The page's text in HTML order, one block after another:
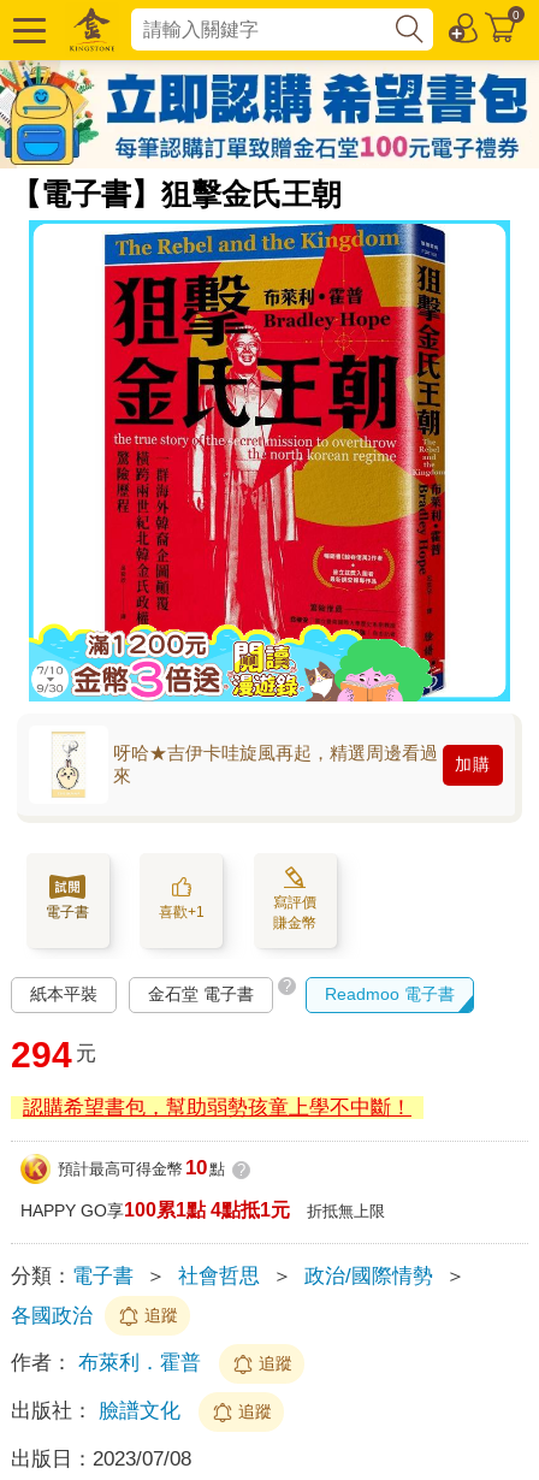
0
【電子書】狙擊金氏王朝
呀哈★吉伊卡哇旋風再起，精選周邊看過
來
加購
電子書 喜歡+1
寫評價
賺金幣
紙本平裝 金石堂 電子書 ? Readmoo 電子書
294 元
認購希望書包，幫助弱勢孩童上學不中斷！
預計最高可得金幣 10點 ?
HAPPY GO享100累1點 4點抵1元 折抵無上限
分類： 電子書 ＞ 社會哲思 ＞ 政治/國際情勢
＞
各國政治
追蹤
作者： 布萊利．霍普 追蹤
出版社： 臉譜文化 追蹤
出版日： 2023/07/08